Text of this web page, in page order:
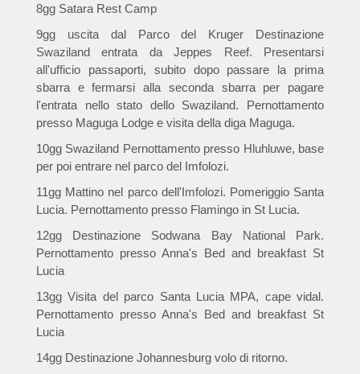
8gg Satara Rest Camp
9gg uscita dal Parco del Kruger Destinazione
Swaziland entrata da Jeppes Reef. Presentarsi
all'ufficio passaporti, subito dopo passare la prima
sbarra e fermarsi alla seconda sbarra per pagare
l'entrata nello stato dello Swaziland. Pernottamento
presso Maguga Lodge e visita della diga Maguga.
10gg Swaziland Pernottamento presso Hluhluwe, base
per poi entrare nel parco del Imfolozi.
11gg Mattino nel parco dell'Imfolozi. Pomeriggio Santa
Lucia. Pernottamento presso Flamingo in St Lucia.
12gg Destinazione Sodwana Bay National Park.
Pernottamento presso Anna's Bed and breakfast St
Lucia
13gg Visita del parco Santa Lucia MPA, cape vidal.
Pernottamento presso Anna's Bed and breakfast St
Lucia
14gg Destinazione Johannesburg volo di ritorno.